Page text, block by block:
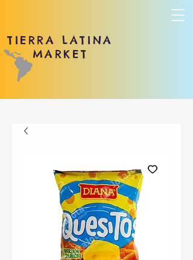
TIERRA LATINA
MARKET